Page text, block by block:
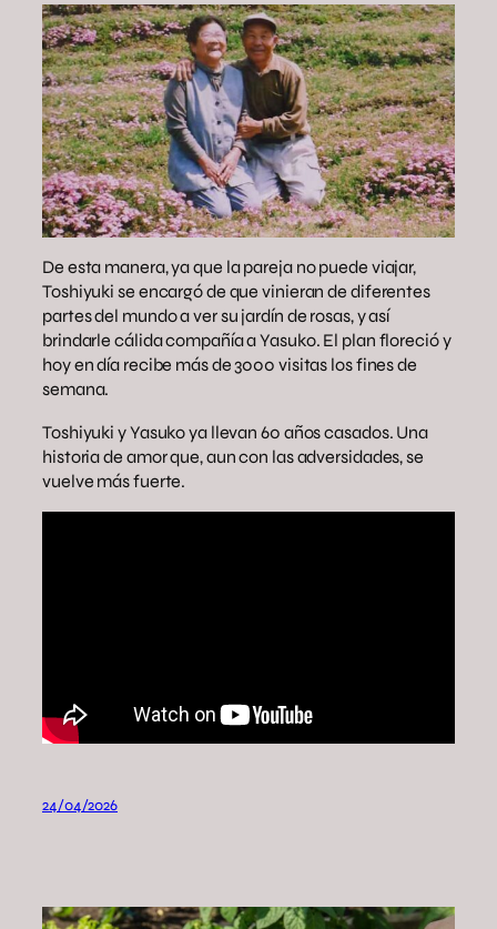
De esta manera, ya que la pareja no puede viajar,
Toshiyuki se encargó de que vinieran de diferentes
partes del mundo a ver su jardín de rosas, y así
brindarle cálida compañía a Yasuko. El plan floreció y
hoy en día recibe más de 3000 visitas los fines de
semana.
Toshiyuki y Yasuko ya llevan 60 años casados. Una
historia de amor que, aun con las adversidades, se
vuelve más fuerte.
24/04/2026